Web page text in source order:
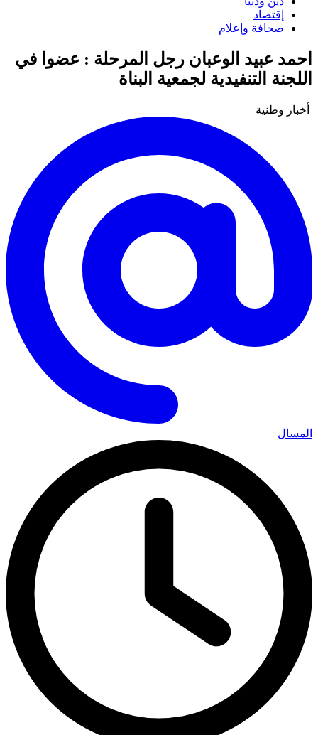
إقتصاد
صحافة وإعلام
احمد عبيد الوعبان رجل المرحلة : عضوا في
اللجنة التنفيدية لجمعية البناة
أخبار وطنية
المسال